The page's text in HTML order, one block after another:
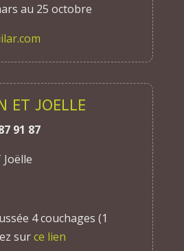
au 25 octobre
ET JOELLE
91 87
Joëlle
4 couchages (1
surce lien